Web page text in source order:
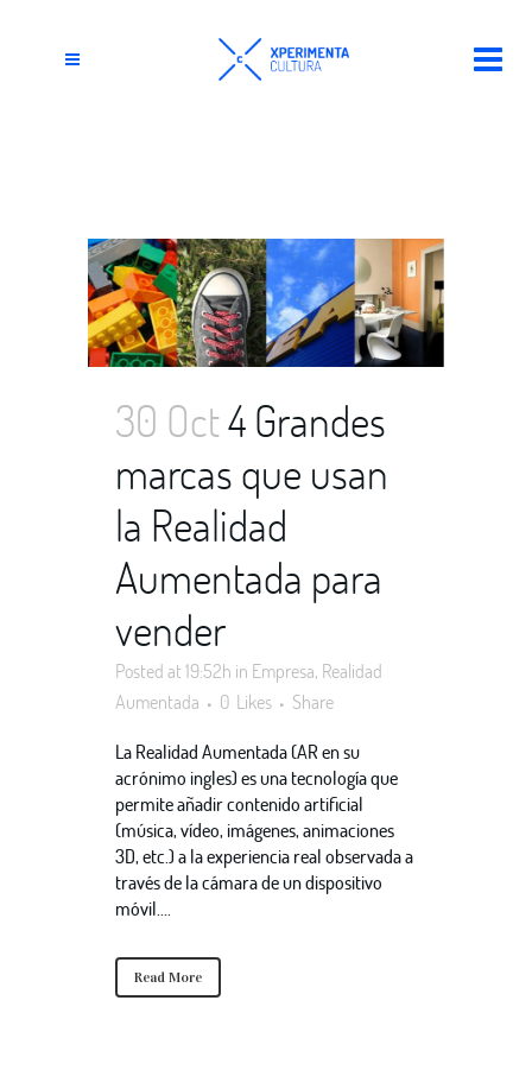
30 Oct4 Grandes
marcas que usan
la Realidad
Aumentada para
vender
Posted at 19:52h in Empresa, Realidad
Aumentada
0 Likes
Share
La Realidad Aumentada (AR en su
acrónimo ingles) es una tecnología que
permite añadir contenido artificial
(música, vídeo, imágenes, animaciones
3D, etc.) a la experiencia real observada a
través de la cámara de un dispositivo
móvil....
Read More